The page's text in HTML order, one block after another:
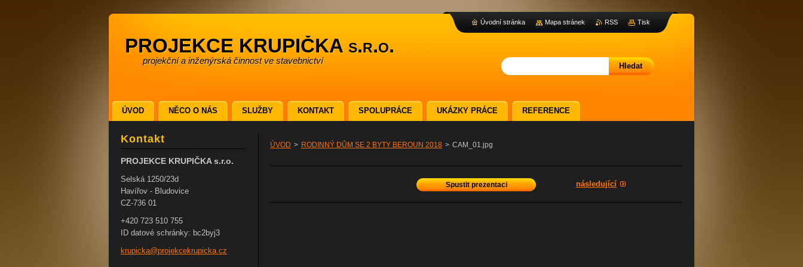
PROJEKCE KRUPIČKA s.r.o.
projekční a inženýrská činnost ve stavebnictví
ÚVOD > RODINNÝ DŮM SE 2 BYTY BEROUN 2018 > CAM_01.jpg
Spustit prezentaci následující
Kontakt
PROJEKCE KRUPIČKA s.r.o.
Selská 1250/23d
Havířov - Bludovice
CZ-736 01
+420 723 510 755
ID datové schránky: bc2byj3
krupicka@projekcekrupicka.cz
ÚVOD NĚCO O NÁS SLUŽBY KONTAKT SPOLUPRÁCE UKÁZKY PRÁCE REFERENCE
Úvodní stránka Mapa stránek RSS Tisk